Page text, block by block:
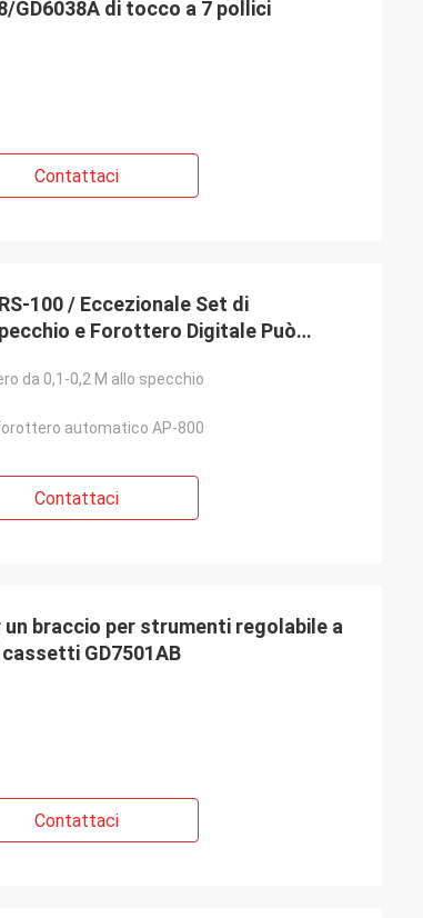
di
GD6038A di tocco a 7 pollici
Contattaci
100 / Eccezionale Set di
e Forottero Digitale Può
da 0,1-0,2 M allo specchio
automatico AP-800
Contattaci
braccio per strumenti regolabile a
GD7501AB
Contattaci